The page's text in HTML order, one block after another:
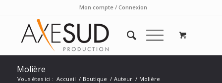
Mon compte / Connexion
Molière
Vous êtes ici : Accueil / Boutique / Auteur / Molière